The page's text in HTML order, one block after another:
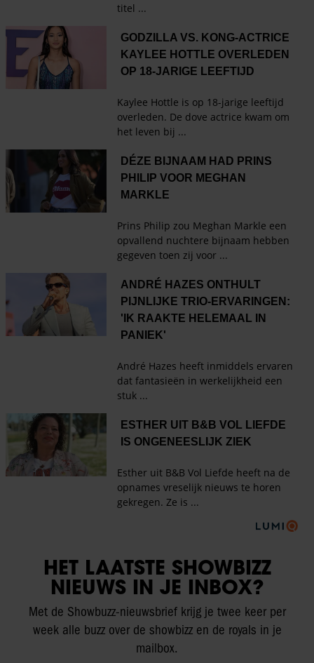
HET LAATSTE SHOWBIZZ
NIEUWS IN JE INBOX?
Met de Showbuzz-nieuwsbrief krijg je twee keer per
week alle buzz over de showbizz en de royals in je
mailbox.